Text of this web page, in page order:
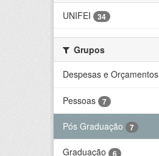
UNIFEI
34
Grupos
Despesas e Orçamentos
Pessoas 7
Pós Graduação 7
Graduação 6